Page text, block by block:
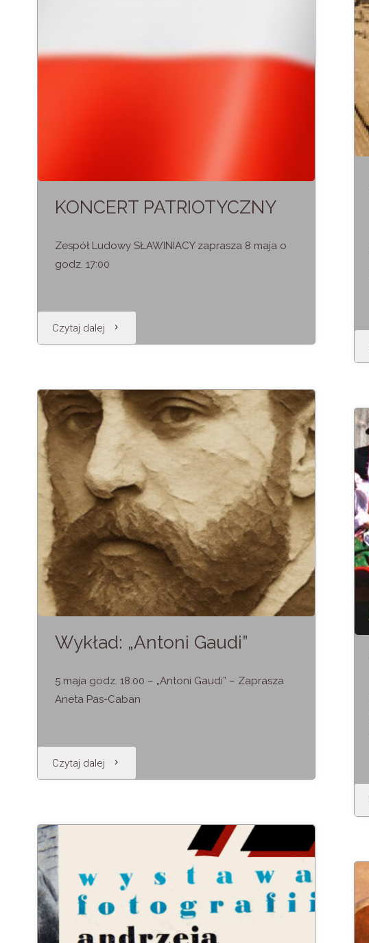
KONCERT PATRIOTYCZNY
Zespół Ludowy SŁAWINIACY zaprasza 8 maja o
godz. 17:00
Czytaj dalej "KONCERT
Wykład: „Antoni Gaudi”
5 maja godz. 18.00 – „Antoni Gaudi” – Zaprasza
Aneta Pas-Caban
Czytaj dalej "Wykład:
Gaudi”"